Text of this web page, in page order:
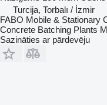
Turcija, Torbalı / İzmir
FABO Mobile & Stationary
Concrete Batching Plants
Sazināties ar pārdevēju